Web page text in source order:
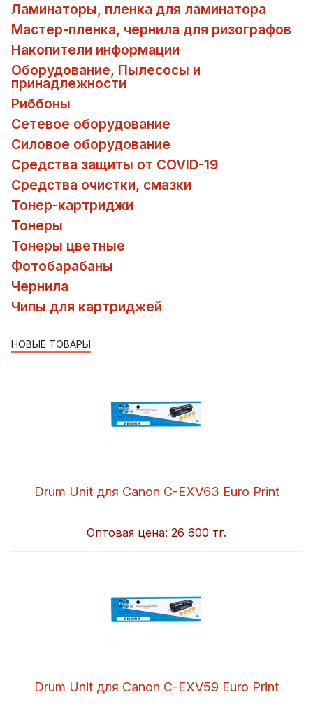
Ламинаторы, пленка для ламинатора
Мастер-пленка, чернила для ризографов
Накопители информации
Оборудование, Пылесосы и
принадлежности
Риббоны
Сетевое оборудование
Силовое оборудование
Средства защиты от COVID-19
Средства очистки, смазки
Тонер-картриджи
Тонеры
Тонеры цветные
Фотобарабаны
Чернила
Чипы для картриджей
НОВЫЕ ТОВАРЫ
Drum Unit для Canon C-EXV63 Euro Print
Оптовая цена: 26 600 тг.
Drum Unit для Canon C-EXV59 Euro Print